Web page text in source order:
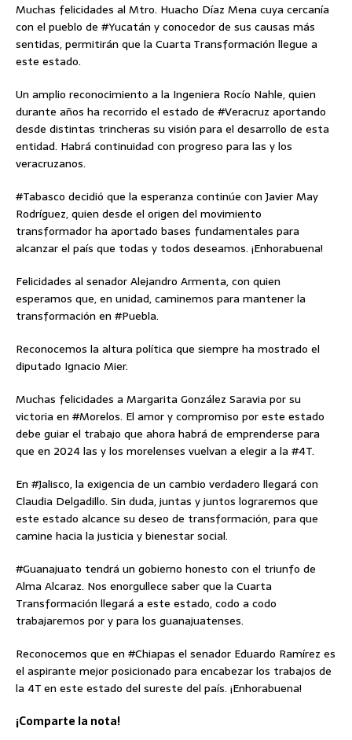
Muchas felicidades al Mtro. Huacho Díaz Mena cuya cercanía
con el pueblo de #Yucatán y conocedor de sus causas más
sentidas, permitirán que la Cuarta Transformación llegue a
este estado.
Un amplio reconocimiento a la Ingeniera Rocío Nahle, quien
durante años ha recorrido el estado de #Veracruz aportando
desde distintas trincheras su visión para el desarrollo de esta
entidad. Habrá continuidad con progreso para las y los
veracruzanos.
#Tabasco decidió que la esperanza continúe con Javier May
Rodríguez, quien desde el origen del movimiento
transformador ha aportado bases fundamentales para
alcanzar el país que todas y todos deseamos. ¡Enhorabuena!
Felicidades al senador Alejandro Armenta, con quien
esperamos que, en unidad, caminemos para mantener la
transformación en #Puebla.
Reconocemos la altura política que siempre ha mostrado el
diputado Ignacio Mier.
Muchas felicidades a Margarita González Saravia por su
victoria en #Morelos. El amor y compromiso por este estado
debe guiar el trabajo que ahora habrá de emprenderse para
que en 2024 las y los morelenses vuelvan a elegir a la #4T.
En #Jalisco, la exigencia de un cambio verdadero llegará con
Claudia Delgadillo. Sin duda, juntas y juntos lograremos que
este estado alcance su deseo de transformación, para que
camine hacia la justicia y bienestar social.
#Guanajuato tendrá un gobierno honesto con el triunfo de
Alma Alcaraz. Nos enorgullece saber que la Cuarta
Transformación llegará a este estado, codo a codo
trabajaremos por y para los guanajuatenses.
Reconocemos que en #Chiapas el senador Eduardo Ramírez es
el aspirante mejor posicionado para encabezar los trabajos de
la 4T en este estado del sureste del país. ¡Enhorabuena!
¡Comparte la nota!